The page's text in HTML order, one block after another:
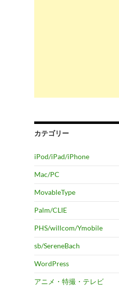
カテゴリー
iPod/iPad/iPhone
Mac/PC
MovableType
Palm/CLIE
PHS/willcom/Ymobile
sb/SereneBach
WordPress
アニメ・特撮・テレビ